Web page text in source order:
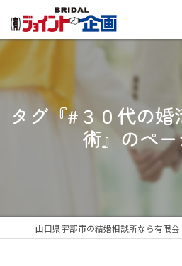
タグ『#３０代の
術』のペ
山口県宇